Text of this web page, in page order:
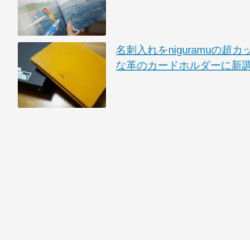
名刺入れをniguramuの超カ
な革のカードホルダーに新